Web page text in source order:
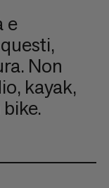
e
Non
kayak,